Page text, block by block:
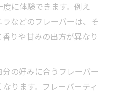
に体験できます。例え
などのフレーバーは、そ
りや甘みの出方が異なり
の好みに合うフレーバー
ります。フレーバーティ